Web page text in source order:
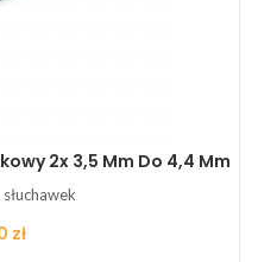
2x 3,5 Mm Do 4,4 Mm
zł